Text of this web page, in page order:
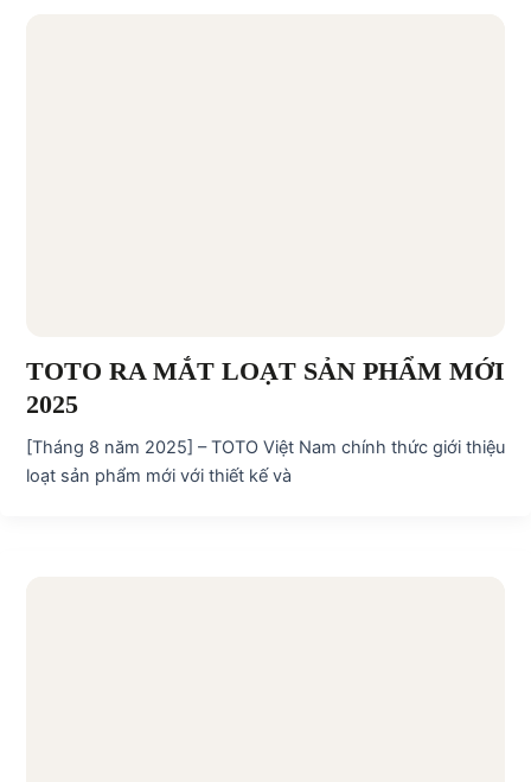
TOTO RA MẮT LOẠT SẢN PHẨM MỚI
2025
[Tháng 8 năm 2025] – TOTO Việt Nam chính thức giới thiệu
loạt sản phẩm mới với thiết kế và